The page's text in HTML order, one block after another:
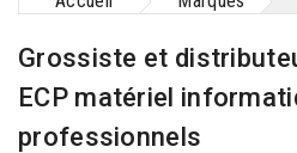
Grossiste et
ECP matériel
professionnels